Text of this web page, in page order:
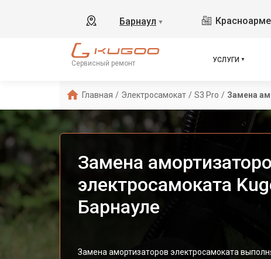
Барнаул ▼
Сервисный ремонт УСЛУГИ
Главная / Электросамокат / S3 Pro / Замена
Замена
электросамоката
Барнауле
Замена амортизаторов электросамоката